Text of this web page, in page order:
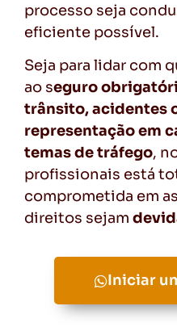
processo seja
eficiente possível.
Seja para lidar com
ao seguro
trânsito, acidentes
representação em
temas de tráfego,
profissionais está
comprometida em
direitos sejam
Iniciar